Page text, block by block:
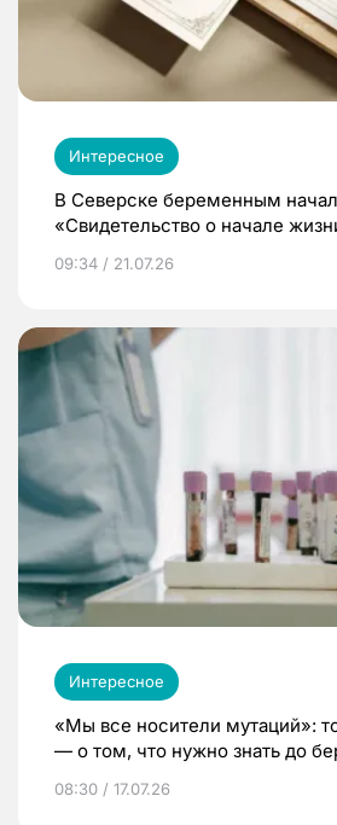
Интересное
В Северске беременным
«Свидетельство о начале
09:34 / 21.07.26
Интересное
«Мы все носители мутаций»:
— о том, что нужно знать до
08:30 / 17.07.26